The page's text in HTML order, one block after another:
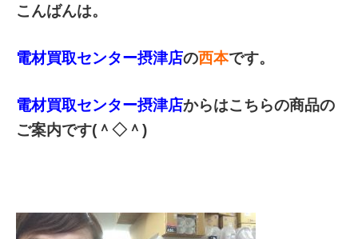
こんばんは。
電材買取センター摂津店の西本です。
電材買取センター摂津店からはこちらの商品の
ご案内です(＾◇＾)